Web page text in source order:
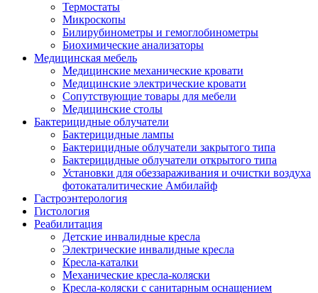
Термостаты
Микроскопы
Билирубинометры и гемоглобинометры
Биохимические анализаторы
Медицинская мебель
Медицинские механические кровати
Медицинские электрические кровати
Сопутствующие товары для мебели
Медицинские столы
Бактерицидные облучатели
Бактерицидные лампы
Бактерицидные облучатели закрытого типа
Бактерицидные облучатели открытого типа
Установки для обеззараживания и очистки воздуха
фотокаталитические Амбилайф
Гастроэнтерология
Гистология
Реабилитация
Детские инвалидные кресла
Электрические инвалидные кресла
Кресла-каталки
Механические кресла-коляски
Кресла-коляски с санитарным оснащением